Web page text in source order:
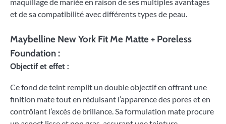
maquillage de mariée en raison de ses multiples avantages
et de sa compatibilité avec différents types de peau.
Maybelline New York Fit Me Matte + Poreless
Foundation :
Objectif et effet :
Ce fond de teint remplit un double objectif en offrant une
finition mate tout en réduisant l’apparence des pores et en
contrôlant l’excès de brillance. Sa formulation mate procure